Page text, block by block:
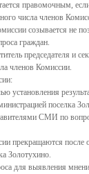
проверок
услуг
правомочным,
числа членов
созывается не
граждан.
председателя и
членов Комиссии.
установления
поселка
СМИ по
прекращаются после
Золотухино.
для выявления